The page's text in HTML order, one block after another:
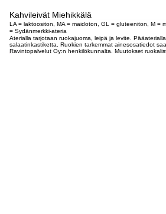
Kahvileivät Miehikkälä
LA = laktoositon, MA = maidoton, GL = gluteeniton, M =
= Sydänmerkki-ateria
Aterialla tarjotaan ruokajuoma, leipä ja levite.
salaatinkastiketta. Ruokien tarkemmat ainesosatiedot
Ravintopalvelut Oy:n henkilökunnalta. Muutokset